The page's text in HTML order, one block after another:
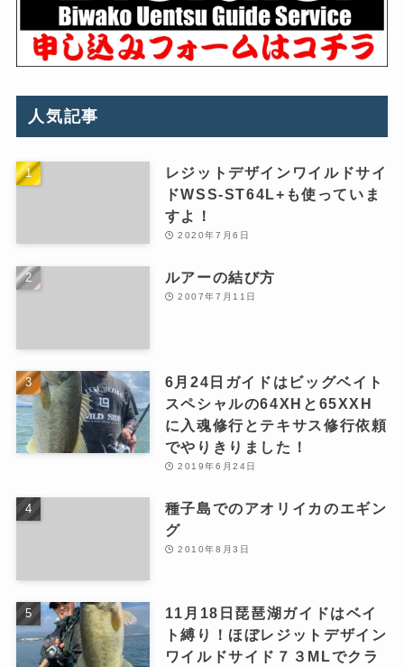
人気記事
レジットデザインワイルドサイ
ドWSS-ST64L+も使っていま
すよ！
2020年7月6日
ルアーの結び方
2007年7月11日
6月24日ガイドはビッグベイト
スペシャルの64XHと65XXH
に入魂修行とテキサス修行依頼
でやりきりました！
2019年6月24日
種子島でのアオリイカのエギン
グ
2010年8月3日
11月18日琵琶湖ガイドはベイ
ト縛り！ほぼレジットデザイン
ワイルドサイド７３MLでクラ